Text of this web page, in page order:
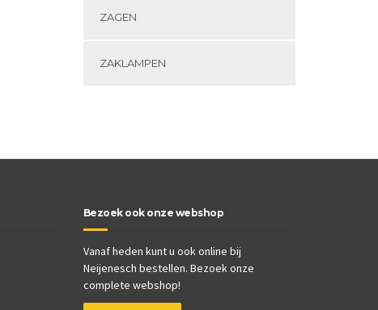
ZAGEN
ZAKLAMPEN
Bezoek ook onze webshop
Vanaf heden kunt u ook online bij
Neijenesch bestellen. Bezoek onze
complete webshop!